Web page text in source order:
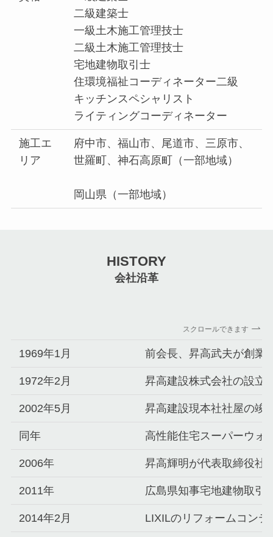
二級建築士
一級土木施工管理技士
二級土木施工管理技士
宅地建物取引士
住環境福祉コーディネーター二級
キッチンスペシャリスト
ライティングコーディネーター
施工エ
リア
府中市、福山市、尾道市、三原市、
世羅町、神石高原町（一部地域）
岡山県（一部地域）
HISTORY
会社沿革
スクロールできます
1969年1月 前会長、昇高武夫が創業
1972年2月 昇高建設株式会社の設立
2002年5月 昇高建設現本社社屋の竣
同年 高性能住宅スーパーウォ
2006年 昇高輝明が代表取締役社
2011年 広島県知事宅地建物取引
2014年2月 LIXILのリフォームコン